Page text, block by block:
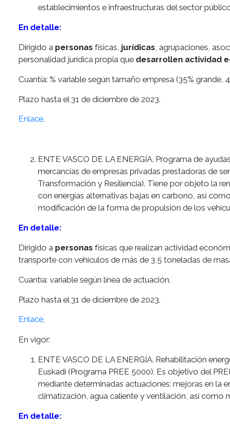
establecimientos e infraestructuras del sector
En detalle:
Dirigido a personas físicas, jurídicas , agrupaciones,
personalidad jurídica propia que desarrollen actividad
Cuantía: % variable según tamaño empresa (35% grande,
Plazo hasta el 31 de diciembre de 2023.
Enlace.
ENTE VASCO DE LA ENERGÍA. Programa de
mercancías de empresas privadas prestadoras de
Transformación y Resiliencia). Tiene por objeto la
con energías alternativas bajas en carbono, así
modificación de la forma de propulsión de los
En detalle:
Dirigido a personas físicas que realizan actividad
transporte con vehículos de más de 3,5 toneladas de
Cuantía: variable según línea de actuación.
Plazo hasta el 31 de diciembre de 2023.
Enlace.
En vigor:
ENTE VASCO DE LA ENERGÍA. Rehabilitación
Euskadi (Programa PREE 5000). Es objetivo del
mediante determinadas actuaciones: mejoras en la
climatización, agua caliente y ventilación, así como
En detalle: